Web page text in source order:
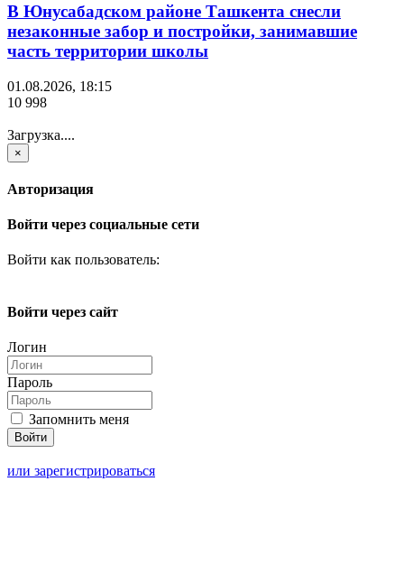
В Юнусабадском районе Ташкента снесли
незаконные забор и постройки, занимавшие
часть территории школы
01.08.2026, 18:15
10 998
Загрузка....
×
Авторизация
Войти через социальные сети
Войти как пользователь:
Войти через сайт
Логин
Пароль
Запомнить меня
или зарегистрироваться